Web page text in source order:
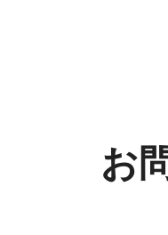
お